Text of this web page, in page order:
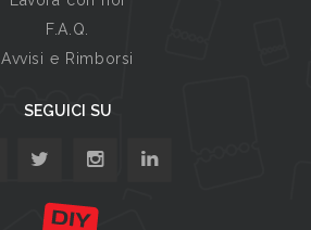
F.A.Q.
Avvisi e Rimborsi
SEGUICI SU